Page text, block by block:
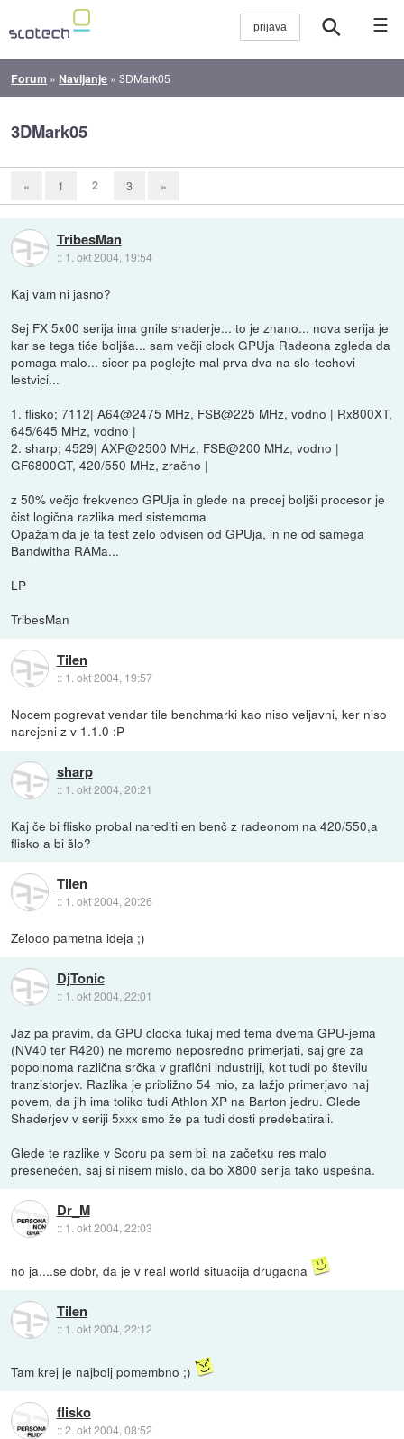
☰
Forum » Navijanje »3DMark05
3DMark05
« 1 2 3 »
TribesMan
:: 1. okt 2004, 19:54
Kaj vam ni jasno?
Sej FX 5x00 serija ima gnile shaderje... to je znano... nova serija je
kar se tega tiče boljša... sam večji clock GPUja Radeona zgleda da
pomaga malo... sicer pa poglejte mal prva dva na slo-techovi
lestvici...
1. flisko; 7112| A64@2475 MHz, FSB@225 MHz, vodno | Rx800XT,
645/645 MHz, vodno |
2. sharp; 4529| AXP@2500 MHz, FSB@200 MHz, vodno |
GF6800GT, 420/550 MHz, zračno |
z 50% večjo frekvenco GPUja in glede na precej boljši procesor je
čist logična razlika med sistemoma
Opažam da je ta test zelo odvisen od GPUja, in ne od samega
Bandwitha RAMa...
LP
TribesMan
Tilen
:: 1. okt 2004, 19:57
Nocem pogrevat vendar tile benchmarki kao niso veljavni, ker niso
narejeni z v 1.1.0 :P
sharp
:: 1. okt 2004, 20:21
Kaj če bi flisko probal narediti en benč z radeonom na 420/550,a
flisko a bi šlo?
Tilen
:: 1. okt 2004, 20:26
Zelooo pametna ideja ;)
DjTonic
:: 1. okt 2004, 22:01
Jaz pa pravim, da GPU clocka tukaj med tema dvema GPU-jema
(NV40 ter R420) ne moremo neposredno primerjati, saj gre za
popolnoma različna srčka v grafični industriji, kot tudi po številu
tranzistorjev. Razlika je približno 54 mio, za lažjo primerjavo naj
povem, da jih ima toliko tudi Athlon XP na Barton jedru. Glede
Shaderjev v seriji 5xxx smo že pa tudi dosti predebatirali.
Glede te razlike v Scoru pa sem bil na začetku res malo
presenečen, saj si nisem mislo, da bo X800 serija tako uspešna.
Dr_M
:: 1. okt 2004, 22:03
no ja....se dobr, da je v real world situacija drugacna
Tilen
:: 1. okt 2004, 22:12
Tam krej je najbolj pomembno ;)
flisko
::2. okt 2004, 08:52